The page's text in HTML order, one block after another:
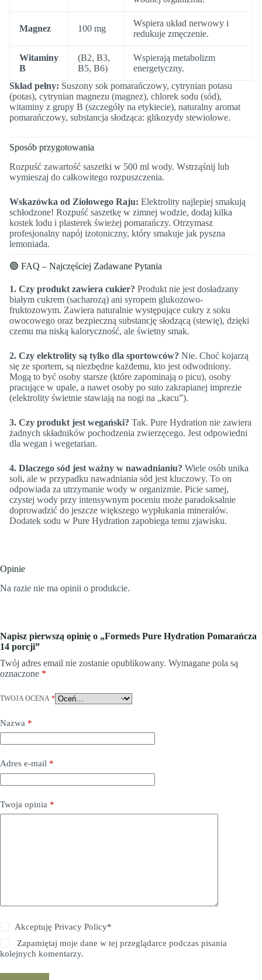
Magnez 100 mg
Wspiera układ nerwowy i
redukuje zmęczenie.
Witaminy
B
(B2, B3,
B5, B6)
Wspierają metabolizm
energetyczny.
Skład pełny: Suszony sok pomarańczowy, cytrynian potasu
(potas), cytrynian magnezu (magnez), chlorek sodu (sód),
witaminy z grupy B (szczegóły na etykiecie), naturalny aromat
pomarańczowy, substancja słodząca: glikozydy stewiolowe.
Sposób przygotowania
Rozpuść zawartość saszetki w 500 ml wody. Wstrząśnij lub
wymieszaj do całkowitego rozpuszczenia.
Wskazówka od Ziołowego Raju: Elektrolity najlepiej smakują
schłodzone! Rozpuść saszetkę w zimnej wodzie, dodaj kilka
kostek lodu i plasterek świeżej pomarańczy. Otrzymasz
profesjonalny napój izotoniczny, który smakuje jak pyszna
lemoniada.
🟢 FAQ – Najczęściej Zadawane Pytania
1. Czy produkt zawiera cukier? Produkt nie jest dosładzany
białym cukrem (sacharozą) ani syropem glukozowo-
fruktozowym. Zawiera naturalnie występujące cukry z soku
owocowego oraz bezpieczną substancję słodzącą (stewię), dzięki
czemu ma niską kaloryczność, ale świetny smak.
2. Czy elektrolity są tylko dla sportowców? Nie. Choć kojarzą
się ze sportem, są niezbędne każdemu, kto jest odwodniony.
Mogą to być osoby starsze (które zapominają o picu), osoby
pracujące w upale, a nawet osoby po suto zakrapianej imprezie
(elektrolity świetnie stawiają na nogi na „kacu”).
3. Czy produkt jest wegański? Tak. Pure Hydration nie zawiera
żadnych składników pochodzenia zwierzęcego. Jest odpowiedni
dla wegan i wegetarian.
4. Dlaczego sód jest ważny w nawadnianiu? Wiele osób unika
soli, ale w przypadku nawadniania sód jest kluczowy. To on
odpowiada za utrzymanie wody w organizmie. Picie samej,
czystej wody przy intensywnym poceniu może paradoksalnie
doprowadzić do jeszcze większego wypłukania minerałów.
Dodatek sodu w Pure Hydration zapobiega temu zjawisku.
Opinie
Na razie nie ma opinii o produkcie.
Napisz pierwszą opinię o „Formeds Pure Hydration Pomarańcza
14 porcji”
Twój adres email nie zostanie opublikowany. Wymagane pola są
oznaczone *
TWOJA OCENA *
Nazwa *
Adres e-mail *
Twoja opinia *
AkceptujęPrivacy Policy*
Zapamiętaj moje dane w tej przeglądarce podczas pisania
kolejnych komentarzy.